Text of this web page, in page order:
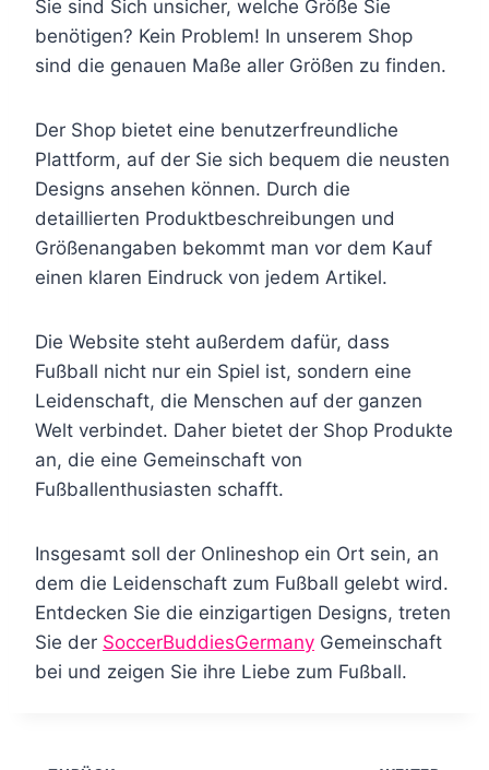
Sie sind Sich unsicher, welche Größe Sie
benötigen? Kein Problem! In unserem Shop
sind die genauen Maße aller Größen zu finden.
Der Shop bietet eine benutzerfreundliche
Plattform, auf der Sie sich bequem die neusten
Designs ansehen können. Durch die
detaillierten Produktbeschreibungen und
Größenangaben bekommt man vor dem Kauf
einen klaren Eindruck von jedem Artikel.
Die Website steht außerdem dafür, dass
Fußball nicht nur ein Spiel ist, sondern eine
Leidenschaft, die Menschen auf der ganzen
Welt verbindet. Daher bietet der Shop Produkte
an, die eine Gemeinschaft von
Fußballenthusiasten schafft.
Insgesamt soll der Onlineshop ein Ort sein, an
dem die Leidenschaft zum Fußball gelebt wird.
Entdecken Sie die einzigartigen Designs, treten
Sie der SoccerBuddiesGermany Gemeinschaft
bei und zeigen Sie ihre Liebe zum Fußball.